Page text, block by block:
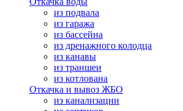
из подвала
из гаража
из бассейна
из дренажного колодца
из канавы
из траншеи
из котлована
Откачка и вывоз ЖБО
из канализации